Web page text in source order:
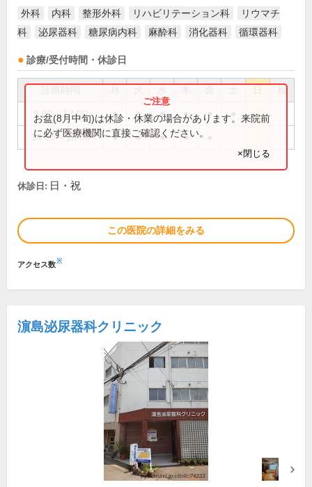
外科 内科 整形外科 リハビリテーション科
リウマチ
科
泌尿器科 糖尿病内科 麻酔科 消化器科 循環器科
診療/受付時間・休診日
祝
9:00～13:00 ● ● ● ● ●
14:00～18:00 ● ● ● ●
お盆(8月中旬)は休診・休業の場合があります。来院前
に必ず医療機関に直接ご確認ください。
×閉じる
休診日: 日・祝
この医院の詳細をみる
アクセス数※
濵島泌尿器科クリニック